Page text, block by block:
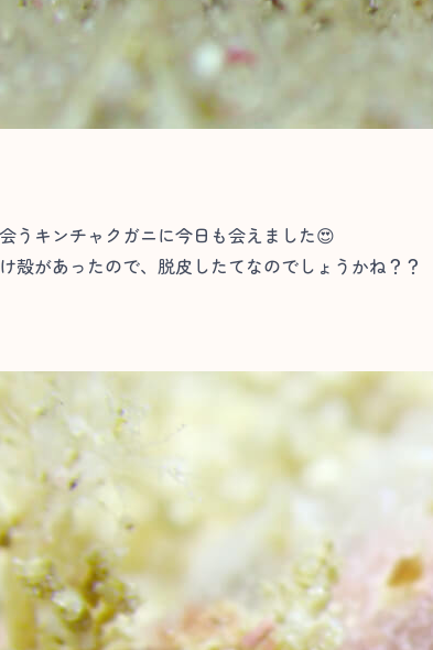
うキンチャクガニに今日も会えました😍
殻があったので、脱皮したてなのでしょうかね？？